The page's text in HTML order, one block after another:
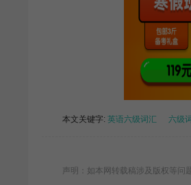
本文关键字: 英语六级词汇 六级
声明：如本网转载稿涉及版权等